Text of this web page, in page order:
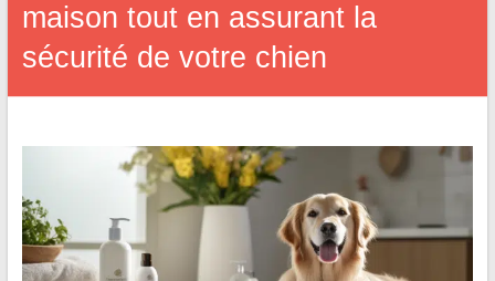
maison tout en assurant la
sécurité de votre chien